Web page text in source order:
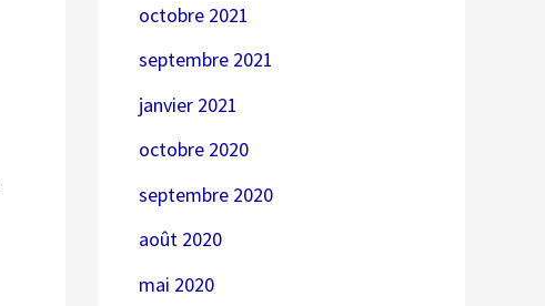
octobre 2021
septembre 2021
janvier 2021
octobre 2020
septembre 2020
août 2020
mai 2020